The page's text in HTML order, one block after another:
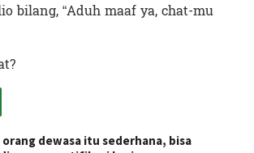
bilang, “Aduh maaf ya, chat-mu
dewasa itu sederhana, bisa